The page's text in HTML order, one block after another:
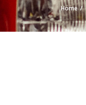
Home